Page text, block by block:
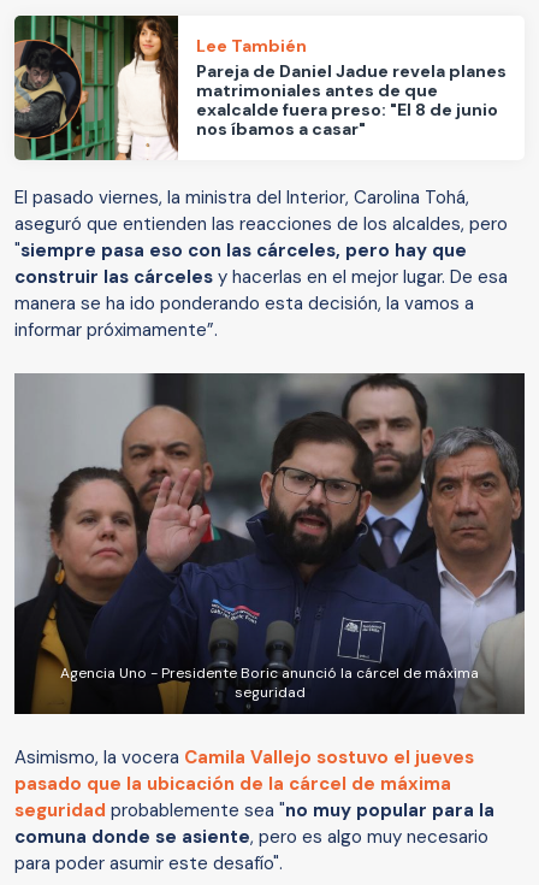
Lee También
Pareja de Daniel Jadue revela planes
matrimoniales antes de que
exalcalde fuera preso: "El 8 de junio
nos íbamos a casar"
El pasado viernes, la ministra del Interior, Carolina Tohá,
aseguró que entienden las reacciones de los alcaldes, pero
"siempre pasa eso con las cárceles, pero hay que
construir las cárceles y hacerlas en el mejor lugar. De esa
manera se ha ido ponderando esta decisión, la vamos a
informar próximamente”.
Agencia Uno - Presidente Boric anunció la cárcel de máxima
seguridad
Asimismo, la vocera Camila Vallejo sostuvo el jueves
pasado que la ubicación de la cárcel de máxima
seguridad probablemente sea "no muy popular para la
comuna donde se asiente, pero es algo muy necesario
para poder asumir este desafío".